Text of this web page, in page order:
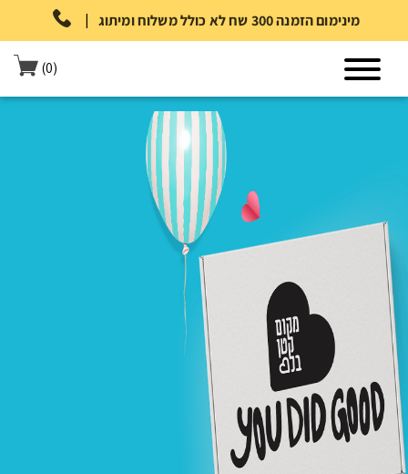
| מינימום הזמנה 300 שח לא כולל משלוח ומיתוג
(0)